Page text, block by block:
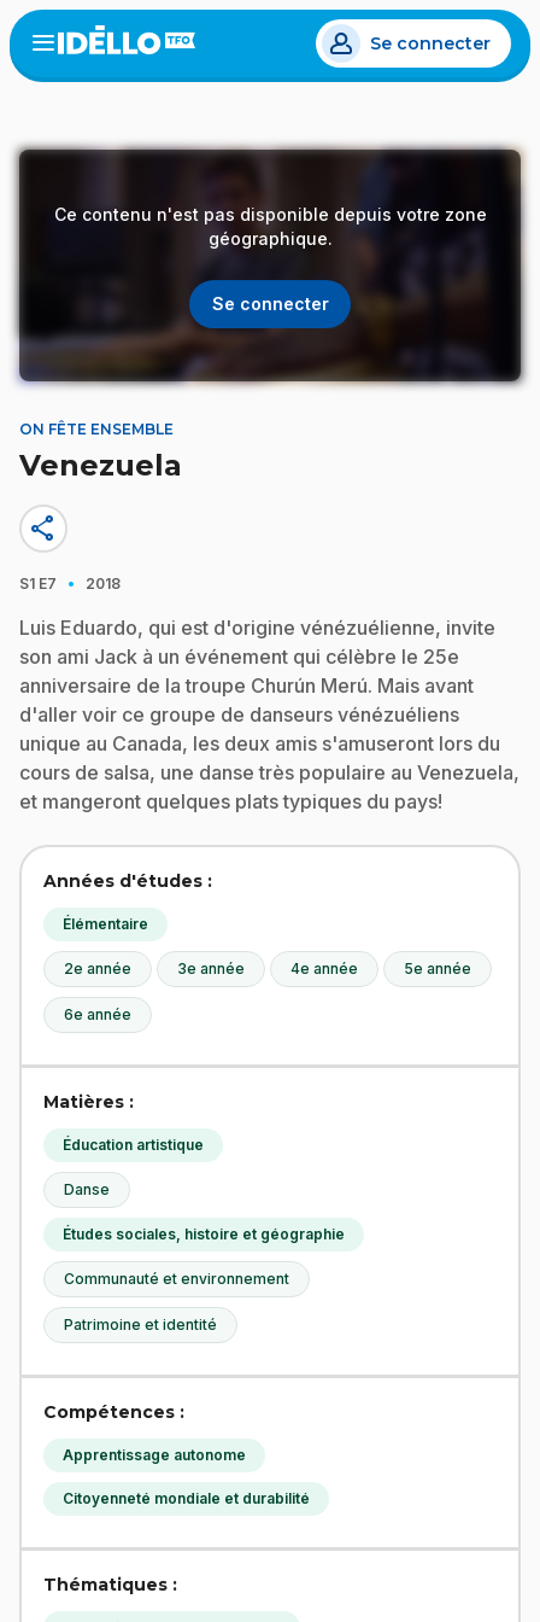
Aller
au
contenu
Open
menu
Se connecter
Ce contenu n'est pas disponible depuis votre zone
géographique.
Se connecter
ON FÊTE ENSEMBLE
Venezuela
share
S1 E7 · 2018
Luis Eduardo, qui est d'origine vénézuélienne, invite
son ami Jack à un événement qui célèbre le 25e
anniversaire de la troupe Churún Merú. Mais avant
d'aller voir ce groupe de danseurs vénézuéliens
unique au Canada, les deux amis s'amuseront lors du
cours de salsa, une danse très populaire au Venezuela,
et mangeront quelques plats typiques du pays!
Années d'études :
Élémentaire
2e année 3e année 4e année 5e année
6e année
Matières :
Éducation artistique
Danse
Études sociales, histoire et géographie
Communauté et environnement
Patrimoine et identité
Compétences :
Apprentissage autonome
Citoyenneté mondiale et durabilité
Thématiques :